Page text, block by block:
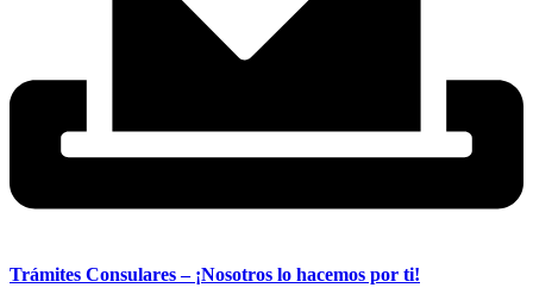
Trámites Consulares – ¡Nosotros lo hacemos por ti!